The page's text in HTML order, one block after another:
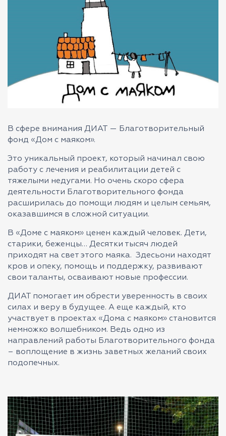
В сфере внимания ДИАТ — Благотворительный
фонд «Дом с маяком».
Это уникальный проект, который начинал свою
работу с лечения и реабилитации детей с
тяжелыми недугами. Но очень скоро сфера
деятельности Благотворительного фонда
расширилась до помощи людям и целым семьям,
оказавшимся в сложной ситуации.
В «Доме с маяком» ценен каждый человек. Дети,
старики, беженцы… Десятки тысяч людей
приходят на свет этого маяка. Здесьони находят
кров и опеку, помощь и поддержку, развивают
свои таланты, осваивают новые профессии.
ДИАТ помогает им обрести уверенность в своих
силах и веру в будущее. А еще каждый, кто
участвует в проектах «Дома с маяком» становится
немножко волшебником. Ведь одно из
направлений работы Благотворительного фонда
– воплощение в жизнь заветных желаний своих
подопечных.